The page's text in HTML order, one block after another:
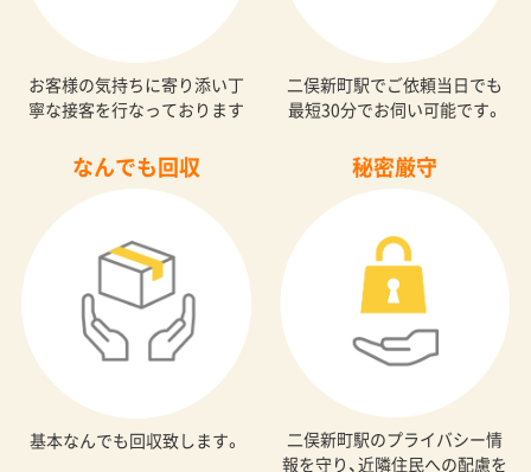
お客様の気持ちに寄り添い丁
寧な接客を行なっております
二俣新町駅でご依頼当日でも
最短30分でお伺い可能です。
なんでも回収
基本なんでも回収致します。
秘密厳守
二俣新町駅のプライバシー情
報を守り、近隣住民への配慮を